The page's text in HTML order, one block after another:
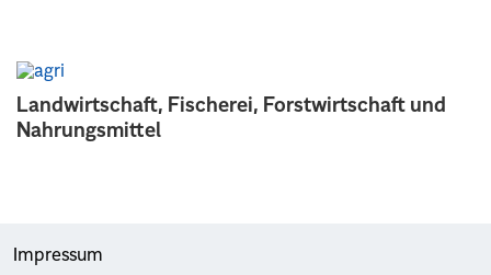
Landwirtschaft, Fischerei, Forstwirtschaft und
Nahrungsmittel
Impressum